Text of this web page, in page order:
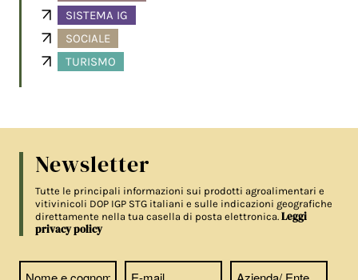
SISTEMA IG
SOCIALE
TURISMO
Newsletter
Tutte le principali informazioni sui prodotti agroalimentari e
vitivinicoli DOP IGP STG italiani e sulle indicazioni geografiche
direttamente nella tua casella di posta elettronica.Leggi
privacy policy